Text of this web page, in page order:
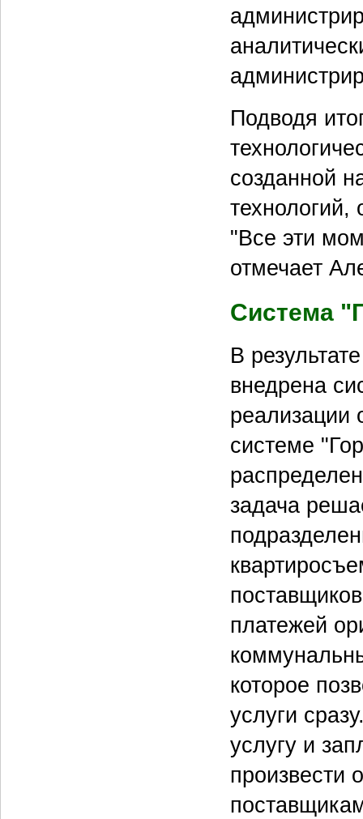
Подводя
созданной
технологий,
"Все эти
отмечает
Система
В
внедрена
системе
задача
платежей
которое
услуги
услугу и
произвести